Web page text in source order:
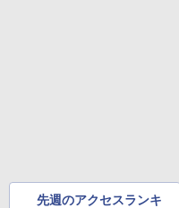
先週のアクセスランキ